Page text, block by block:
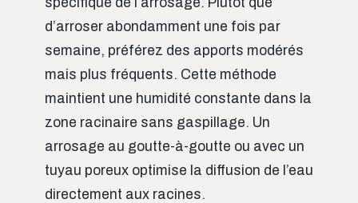
d’arroser abondamment une fois par
semaine, préférez des apports modérés
mais plus fréquents. Cette méthode
maintient une humidité constante dans la
zone racinaire sans gaspillage. Un
arrosage au goutte-à-goutte ou avec un
tuyau poreux optimise la diffusion de l’eau
directement aux racines.